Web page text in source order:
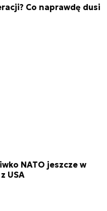
Co naprawdę dusi
NATO jeszcze w
USA